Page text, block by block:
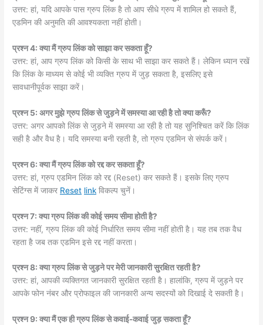
उत्तर: हां, यदि आपके पास ग्रुप लिंक है तो आप सीधे ग्रुप में शामिल हो सकते हैं,
एडमिन की अनुमति की आवश्यकता नहीं होती।
प्रश्न 4: क्या मैं ग्रुप लिंक को साझा कर सकता हूँ?
उत्तर: हां, आप ग्रुप लिंक को किसी के साथ भी साझा कर सकते हैं। लेकिन ध्यान रखें
कि लिंक के माध्यम से कोई भी व्यक्ति ग्रुप में जुड़ सकता है, इसलिए इसे
सावधानीपूर्वक साझा करें।
प्रश्न 5: अगर मुझे ग्रुप लिंक से जुड़ने में समस्या आ रही है तो क्या करूँ?
उत्तर: अगर आपको लिंक से जुड़ने में समस्या आ रही है तो यह सुनिश्चित करें कि लिंक
सही है और वैध है। यदि समस्या बनी रहती है, तो ग्रुप एडमिन से संपर्क करें।
प्रश्न 6: क्या मैं ग्रुप लिंक को रद्द कर सकता हूँ?
उत्तर: हां, ग्रुप एडमिन लिंक को रद्द (Reset) कर सकते हैं। इसके लिए ग्रुप
सेटिंग्स में जाकर Reset link विकल्प चुनें।
प्रश्न 7: क्या ग्रुप लिंक की कोई समय सीमा होती है?
उत्तर: नहीं, ग्रुप लिंक की कोई निर्धारित समय सीमा नहीं होती है। यह तब तक वैध
रहता है जब तक एडमिन इसे रद्द नहीं करता।
प्रश्न 8: क्या ग्रुप लिंक से जुड़ने पर मेरी जानकारी सुरक्षित रहती है?
उत्तर: हां, आपकी व्यक्तिगत जानकारी सुरक्षित रहती है। हालांकि, ग्रुप में जुड़ने पर
आपके फोन नंबर और प्रोफाइल की जानकारी अन्य सदस्यों को दिखाई दे सकती है।
प्रश्न 9: क्या मैं एक ही ग्रुप लिंक से कवाई-कवाई जुड़ सकता हूँ?